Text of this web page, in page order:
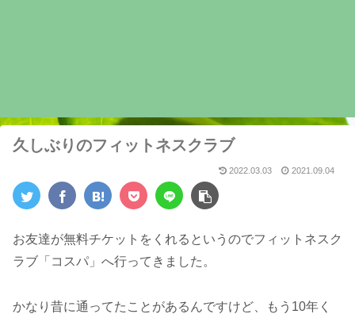
久しぶりのフィットネスクラブ
2022.03.03 2021.09.04
お友達が無料チケットをくれるというのでフィットネスク
ラブ「コスパ」へ行ってきました。
かなり昔に通ってたことがあるんですけど、もう10年く